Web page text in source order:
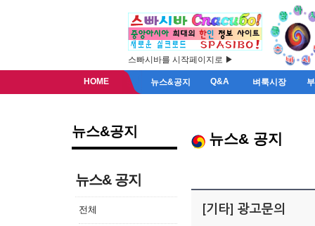
스빠시바를 시작페이지로 ▶
HOME 뉴스&공지 Q&A 벼룩시장
뉴스&공지
뉴스& 공지
전체
뉴스& 공지
[기타] 광고문의